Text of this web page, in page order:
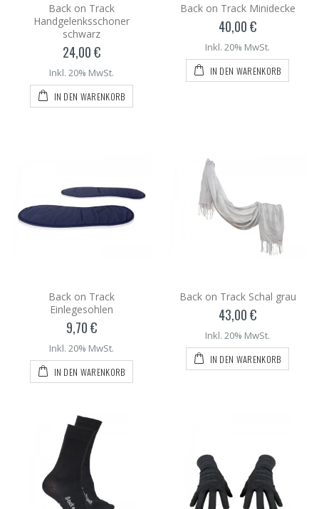
Back on Track
Handgelenksschoner
schwarz
24,00 €
Inkl. 20% MwSt.
IN DEN WARENKORB
Back on Track Minidecke
40,00 €
Inkl. 20% MwSt.
IN DEN WARENKORB
Back on Track
Einlegesohlen
9,70 €
Inkl. 20% MwSt.
IN DEN WARENKORB
Back on Track Schal grau
43,00 €
Inkl. 20% MwSt.
IN DEN WARENKORB